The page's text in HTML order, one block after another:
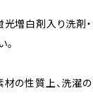
光増白剤入り洗剤
。
材の性質上、洗濯